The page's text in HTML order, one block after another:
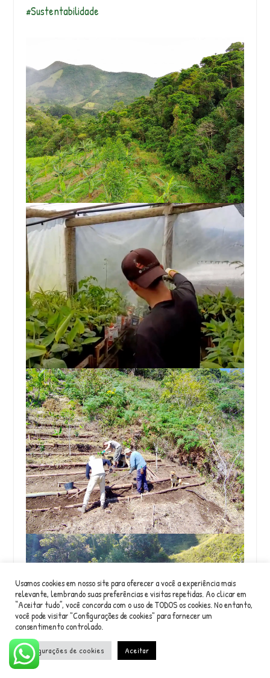
#Sustentabilidade
Usamos cookies em nosso site para oferecer a você a experiência mais
relevante, lembrando suas preferências e visitas repetidas. Ao clicar em
“Aceitar tudo”, você concorda com o uso de TODOS os cookies. No entanto,
você pode visitar "Configurações de cookies" para fornecer um
consentimento controlado.
Configurações de cookies Aceitar